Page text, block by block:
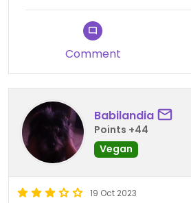
Comment
Babilandia
Points +44
Vegan
19 Oct 2023